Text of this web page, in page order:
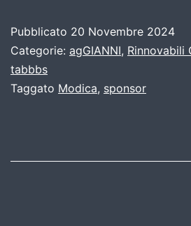
Pubblicato 20 Novembre 2024
Categorie: agGIANNI, Rinnovabili
tabbbs
Taggato Modica, sponsor